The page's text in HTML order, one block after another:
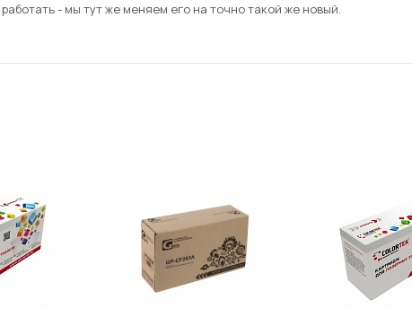
- мы тут же меняем его на точно такой же новый.